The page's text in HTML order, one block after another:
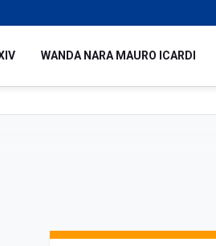
WANDA NARA MAURO ICARDI
cualquiera”